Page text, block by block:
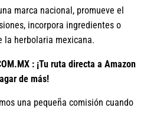
marca nacional, promueve el
incorpora ingredientes o
la herbolaria mexicana.
: ¡Tu ruta directa a Amazon
de más!
una pequeña comisión cuando